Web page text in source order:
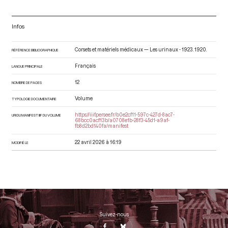
Infos
RÉFÉRENCE BIBLIOGRAPHIQUE Corsets et matériels médicaux — Les urinaux - 1923 . 1920.
LANGUE PRINCIPALE Français
NOMBRE DE PAGES 12
TYPOLOGIE DOCUMENTAIRE Volume
URI DU MANIFEST IIIF DU VOLUME
https://iiif.persee.fr/b0e2cf11-597c-427d-8ac7-
68bcc0acf13b/a0708e1b-28f3-45d1-a9af-
fb8d2bd140fa/manifest
MODIFIÉ LE 22 avril 2026 à 16:19
Suivez-nous